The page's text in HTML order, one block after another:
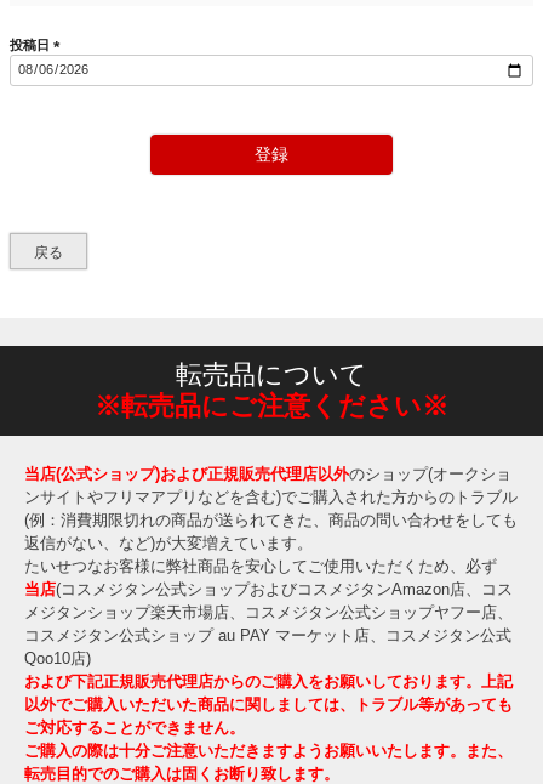
投稿日
(
必
登録
戻る
転売品について
※転売品にご注意ください※
当店(公式ショップ)および正規販売代理店以外のショップ(オークショ
ンサイトやフリマアプリなどを含む)でご購入された方からのトラブル
(例：消費期限切れの商品が送られてきた、商品の問い合わせをしても
返信がない、など)が大変増えています。
たいせつなお客様に弊社商品を安心してご使用いただくため、必ず
当店(コスメジタン公式ショップおよびコスメジタンAmazon店、コス
メジタンショップ楽天市場店、コスメジタン公式ショップヤフー店、
コスメジタン公式ショップ au PAY マーケット店、コスメジタン公式
Qoo10店)
および下記正規販売代理店からのご購入をお願いしております。上記
以外でご購入いただいた商品に関しましては、トラブル等があっても
ご対応することができません。
ご購入の際は十分ご注意いただきますようお願いいたします。また、
転売目的でのご購入は固くお断り致します。